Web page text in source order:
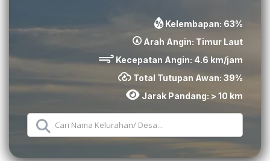
Kelembapan: 63%
Arah Angin: Timur Laut
Kecepatan Angin: 4.6 km/jam
Total Tutupan Awan: 39%
Jarak Pandang: > 10 km